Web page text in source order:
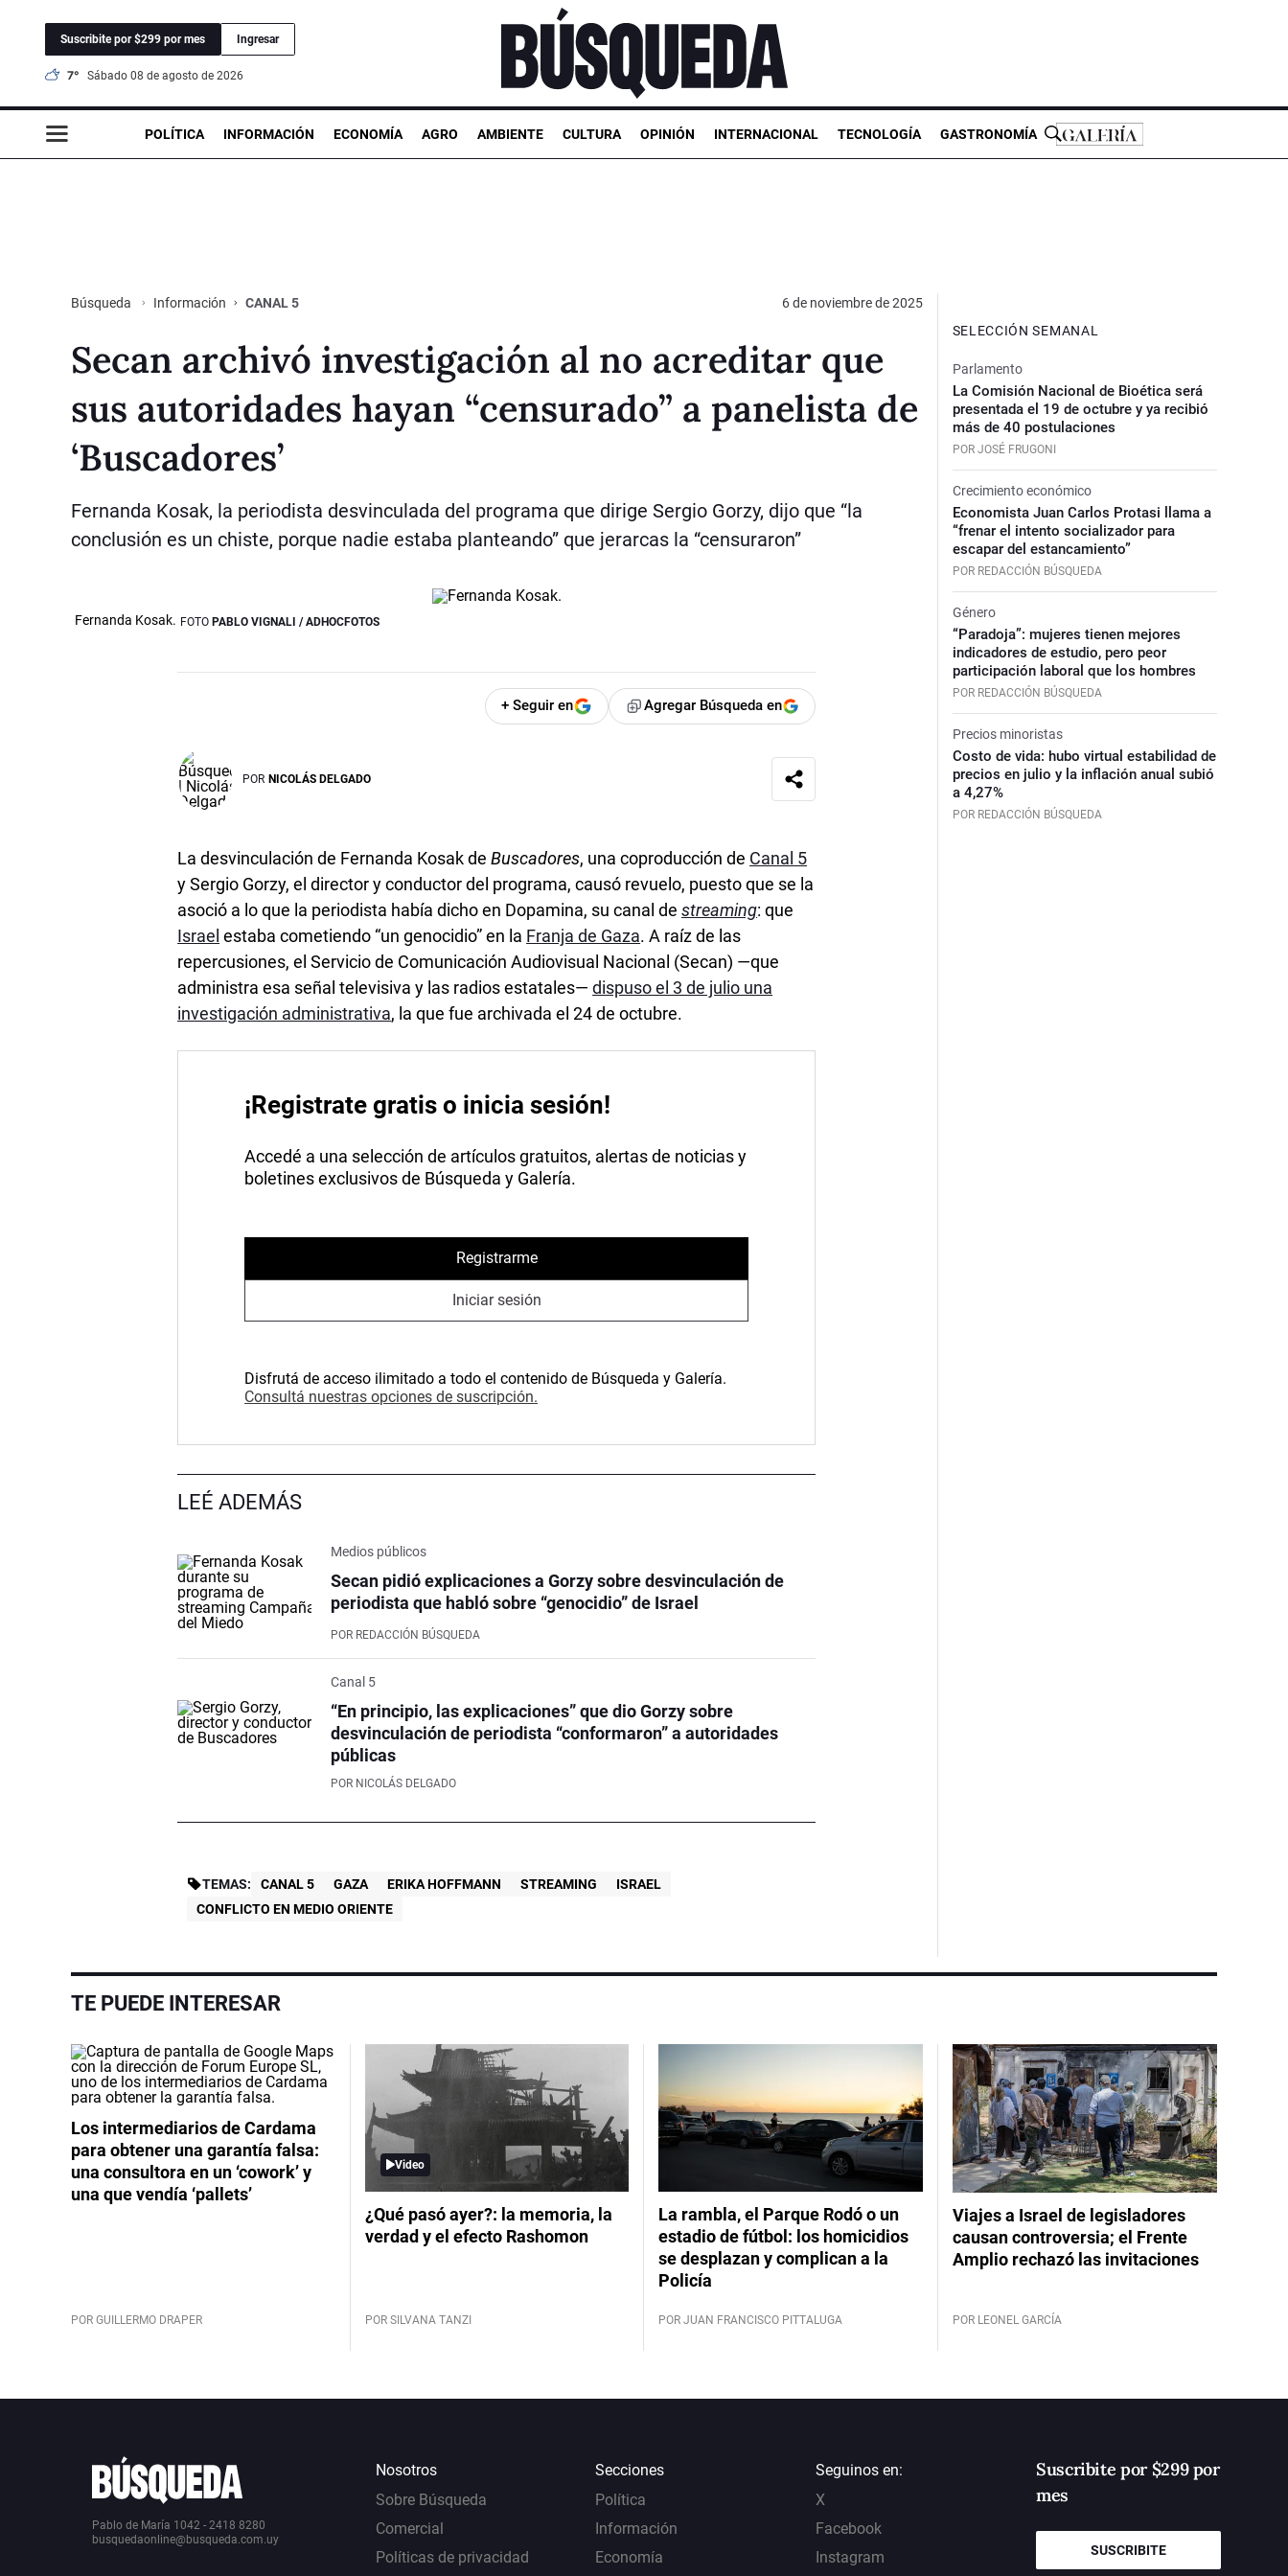
Suscribite por $299 por mes Ingresar
7° sábado 08 de agosto de 2026
POLÍTICA INFORMACIÓN ECONOMÍA AGRO AMBIENTE CULTURA OPINIÓN INTERNACIONAL TECNOLOGÍA GASTRONOMÍA
Búsqueda Información CANAL 5 6 de noviembre de 2025
Secan archivó investigación al no acreditar que
sus autoridades hayan “censurado” a panelista de
‘Buscadores’
Fernanda Kosak, la periodista desvinculada del programa que dirige Sergio Gorzy, dijo que “la
conclusión es un chiste, porque nadie estaba planteando” que jerarcas la “censuraron”
Fernanda Kosak. FOTO PABLO VIGNALI / ADHOCFOTOS
+ Seguir en Agregar Búsqueda en
POR NICOLÁS DELGADO
La desvinculación de Fernanda Kosak deBuscadores, una coproducción de Canal 5
y Sergio Gorzy, el director y conductor del programa, causó revuelo, puesto que se la
asoció a lo que la periodista había dicho en Dopamina, su canal destreaming: que
Israel estaba cometiendo “un genocidio” en la Franja de Gaza. A raíz de las
repercusiones, el Servicio de Comunicación Audiovisual Nacional (Secan) —que
administra esa señal televisiva y las radios estatales—dispuso el 3 de julio una
investigación administrativa, la que fue archivada el 24 de octubre.
¡Registrate gratis o inicia sesión!
Accedé a una selección de artículos gratuitos, alertas de noticias y
boletines exclusivos de Búsqueda y Galería.
Registrarme
Iniciar sesión
Disfrutá de acceso ilimitado a todo el contenido de Búsqueda y Galería.
Consultá nuestras opciones de suscripción.
LEÉ ADEMÁS
Medios públicos
Secan pidió explicaciones a Gorzy sobre desvinculación de
periodista que habló sobre “genocidio” de Israel
POR REDACCIÓN BÚSQUEDA
Canal 5
“En principio, las explicaciones” que dio Gorzy sobre
desvinculación de periodista “conformaron” a autoridades
públicas
POR NICOLÁS DELGADO
TEMAS: CANAL 5 GAZA ERIKA HOFFMANN STREAMING
ISRAEL
CONFLICTO EN MEDIO ORIENTE
SELECCIÓN SEMANAL
Parlamento
La Comisión Nacional de Bioética será
presentada el 19 de octubre y ya recibió
más de 40 postulaciones
POR JOSÉ FRUGONI
Crecimiento económico
Economista Juan Carlos Protasi llama a
“frenar el intento socializador para
escapar del estancamiento”
POR REDACCIÓN BÚSQUEDA
Género
“Paradoja”: mujeres tienen mejores
indicadores de estudio, pero peor
participación laboral que los hombres
POR REDACCIÓN BÚSQUEDA
Precios minoristas
Costo de vida: hubo virtual estabilidad de
precios en julio y la inflación anual subió
a 4,27%
POR REDACCIÓN BÚSQUEDA
TE PUEDE INTERESAR
Los intermediarios de Cardama
para obtener una garantía falsa:
una consultora en un ‘cowork’ y
una que vendía ‘pallets’
POR GUILLERMO DRAPER
Video
¿Qué pasó ayer?: la memoria, la
verdad y el efecto Rashomon
POR SILVANA TANZI
La rambla, el Parque Rodó o un
estadio de fútbol: los homicidios
se desplazan y complican a la
Policía
POR JUAN FRANCISCO PITTALUGA
Viajes a Israel de legisladores
causan controversia; el Frente
Amplio rechazó las invitaciones
POR LEONEL GARCÍA
Pablo de María 1042 - 2418 8280
busquedaonline@busqueda.com.uy
Nosotros
Sobre Búsqueda
Comercial
Políticas de privacidad
Secciones
Política
Información
Economía
Seguinos en:
X
Facebook
Instagram
Suscribite por $299 por
mes
SUSCRIBITE